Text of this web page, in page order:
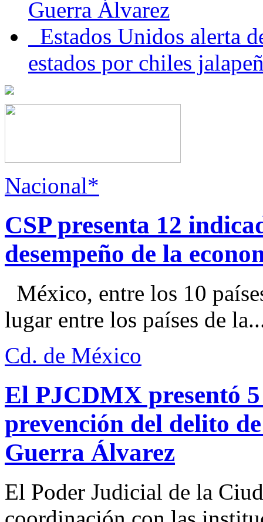
Guerra Álvarez
Estados Unidos alerta
estados por chiles
Nacional*
CSP presenta 12
desempeño de la
México, entre los 10
lugar entre los países de
Cd. de México
El PJCDMX presentó
prevención del delito
Guerra Álvarez
El Poder Judicial de la